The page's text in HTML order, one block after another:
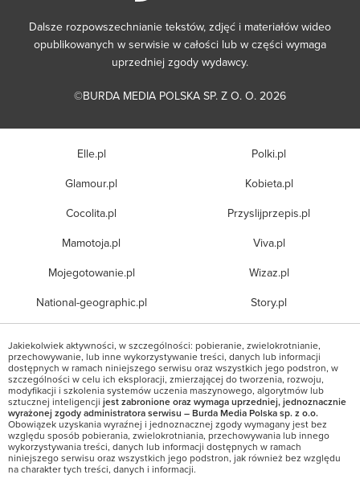
Dalsze rozpowszechnianie tekstów, zdjęć i materiałów wideo
opublikowanych w serwisie w całości lub w części wymaga
uprzedniej zgody wydawcy.
©BURDA MEDIA POLSKA SP. Z O. O. 2026
Elle.pl
Glamour.pl
Cocolita.pl
Mamotoja.pl
Mojegotowanie.pl
National-geographic.pl
Polki.pl
Kobieta.pl
Przyslijprzepis.pl
Viva.pl
Wizaz.pl
Story.pl
Jakiekolwiek aktywności, w szczególności: pobieranie, zwielokrotnianie,
przechowywanie, lub inne wykorzystywanie treści, danych lub informacji
dostępnych w ramach niniejszego serwisu oraz wszystkich jego podstron, w
szczególności w celu ich eksploracji, zmierzającej do tworzenia, rozwoju,
modyfikacji i szkolenia systemów uczenia maszynowego, algorytmów lub
sztucznej inteligencji jest zabronione oraz wymaga uprzedniej, jednoznacznie
wyrażonej zgody administratora serwisu – Burda Media Polska sp. z o.o.
Obowiązek uzyskania wyraźnej i jednoznacznej zgody wymagany jest bez
względu sposób pobierania, zwielokrotniania, przechowywania lub innego
wykorzystywania treści, danych lub informacji dostępnych w ramach
niniejszego serwisu oraz wszystkich jego podstron, jak również bez względu
na charakter tych treści, danych i informacji.